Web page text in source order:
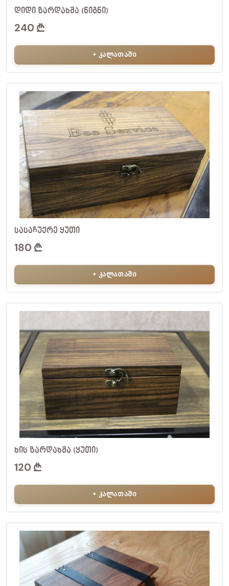
ᲓᲘᲓᲘ ᲖᲐᲠᲓᲐᲮᲨᲐ (ᲬᲘᲒᲜᲘ)
240
+ კალათაში
ᲡᲐᲡᲐᲩᲣᲥᲠᲔ ᲧᲣᲗᲘ
180
+ კალათაში
ᲮᲘᲡ ᲖᲐᲠᲓᲐᲮᲨᲐ (ᲧᲣᲗᲘ)
120
+ კალათაში